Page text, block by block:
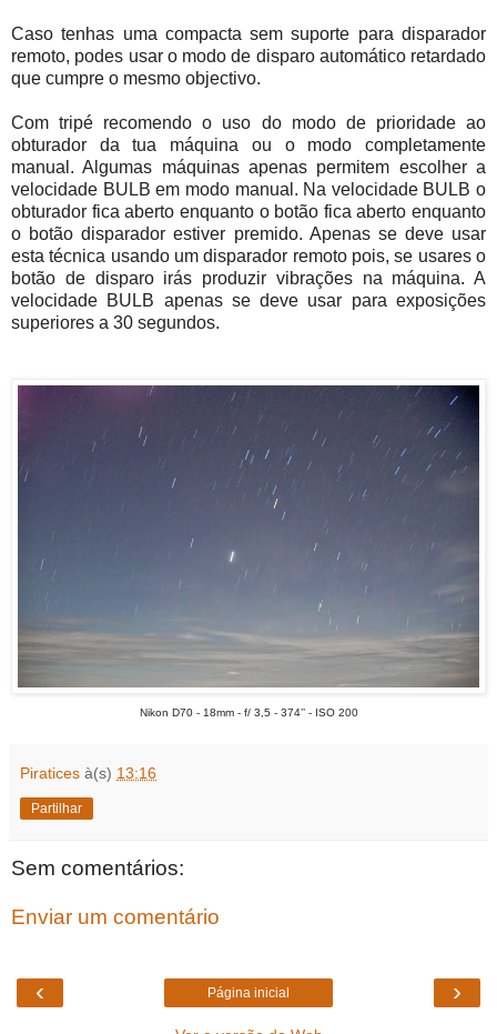
Caso tenhas uma compacta sem suporte para disparador
remoto, podes usar o modo de disparo automático retardado
que cumpre o mesmo objectivo.
Com tripé recomendo o uso do modo de prioridade ao
obturador da tua máquina ou o modo completamente
manual. Algumas máquinas apenas permitem escolher a
velocidade BULB em modo manual. Na velocidade BULB o
obturador fica aberto enquanto o botão fica aberto enquanto
o botão disparador estiver premido. Apenas se deve usar
esta técnica usando um disparador remoto pois, se usares o
botão de disparo irás produzir vibrações na máquina. A
velocidade BULB apenas se deve usar para exposições
superiores a 30 segundos.
Nikon D70 - 18mm - f/ 3,5 - 374’’ - ISO 200
Piratices à(s) 13:16
Partilhar
Sem comentários:
Enviar um comentário
‹ ›
Página inicial